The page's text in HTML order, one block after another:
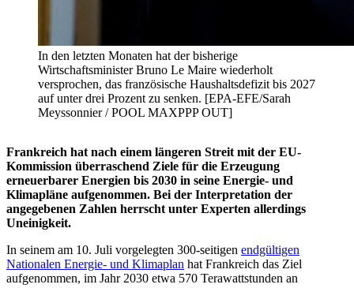
In den letzten Monaten hat der bisherige
Wirtschaftsminister Bruno Le Maire wiederholt
versprochen, das französische Haushaltsdefizit bis 2027
auf unter drei Prozent zu senken. [EPA-EFE/Sarah
Meyssonnier / POOL MAXPPP OUT]
Frankreich hat nach einem längeren Streit mit der EU-
Kommission überraschend Ziele für die Erzeugung
erneuerbarer Energien bis 2030 in seine Energie- und
Klimapläne aufgenommen. Bei der Interpretation der
angegebenen Zahlen herrscht unter Experten allerdings
Uneinigkeit.
In seinem am 10. Juli vorgelegten 300-seitigen endgültigen
Nationalen Energie- und Klimaplan hat Frankreich das Ziel
aufgenommen, im Jahr 2030 etwa 570 Terawattstunden an